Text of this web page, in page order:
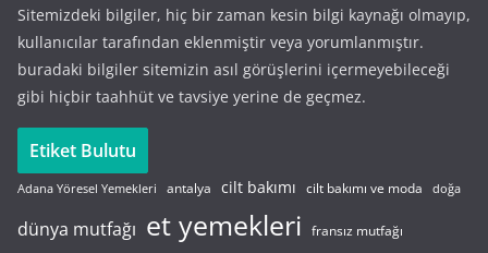
Sitemizdeki bilgiler, hiç bir zaman kesin bilgi kaynağı olmayıp,
kullanıcılar tarafından eklenmiştir veya yorumlanmıştır.
buradaki bilgiler sitemizin asıl görüşlerini içermeyebileceği
gibi hiçbir taahhüt ve tavsiye yerine de geçmez.
Etiket Bulutu
Adana Yöresel Yemekleri antalya cilt bakımı cilt bakımı ve moda doğa
dünya mutfağı et yemekleri fransız mutfağı